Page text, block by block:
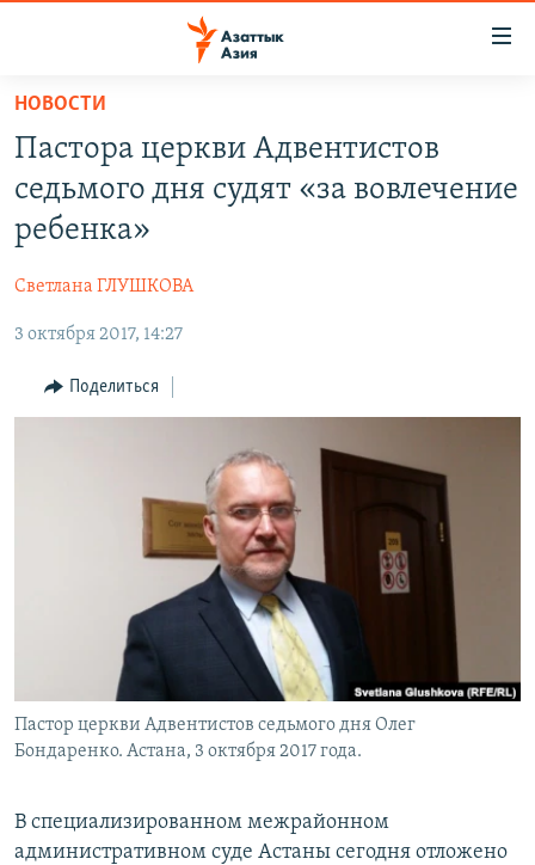
Вернуться
основному
содержанию
Вернутся
главной
Вернутся
поиску
КАЗАХСТАН
КЫРГЫЗСТАН
НОВОСТИ
ВОЙНА В УКРАИНЕ
КЫРГЫЗЧА
ЎЗБЕКЧА
ПОДПИШИТЕСЬ НА НАС В СОЦСЕТЯХ
НОВОСТИ
Пастора церкви Адвентистов
седьмого дня судят «за вовлечение
ребенка»
Светлана ГЛУШКОВА
3 октября 2017, 14:27
Поделиться
Пастор церкви Адвентистов седьмого дня Олег
Бондаренко. Астана, 3 октября 2017 года.
В специализированном межрайонном
административном суде Астаны сегодня отложено